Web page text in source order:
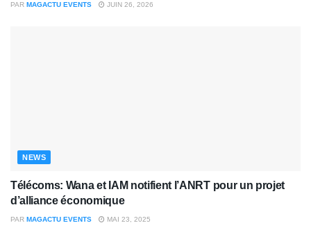
PAR MAGACTU EVENTS JUIN 26, 2026
NEWS
Télécoms: Wana et IAM notifient l’ANRT pour un projet
d’alliance économique
PAR MAGACTU EVENTS MAI 23, 2025